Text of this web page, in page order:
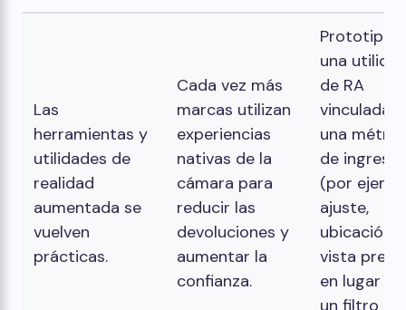
Las
herramientas y
utilidades de
realidad
aumentada se
vuelven
prácticas.
Cada vez más
marcas utilizan
experiencias
nativas de la
cámara para
reducir las
devoluciones y
aumentar la
confianza.
Prototipar
una
de RA
vinculada a
una
de
(por
ajuste,
ubicación,
vista
en lugar de
un filtro de